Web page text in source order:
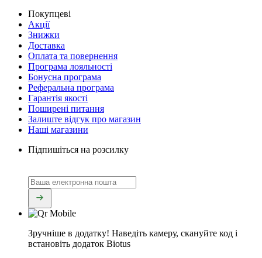
Покупцеві
Акції
Знижки
Доставка
Оплата та повернення
Програма лояльності
Бонусна програма
Реферальна програма
Гарантія якості
Поширені питання
Залиште відгук про магазин
Наші магазини
Підпишіться на розсилку
Зручніше в додатку! Наведіть камеру, скануйте код і
встановіть додаток Biotus